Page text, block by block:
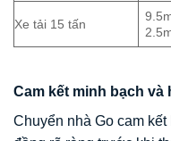
Xe tải 15 tấn
Cam kết minh bạch và
Chuyển nhà Go cam